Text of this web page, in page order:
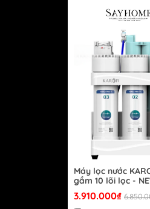
Máy lọc nước
gầm 10 lõi lọc -
3.910.000₫